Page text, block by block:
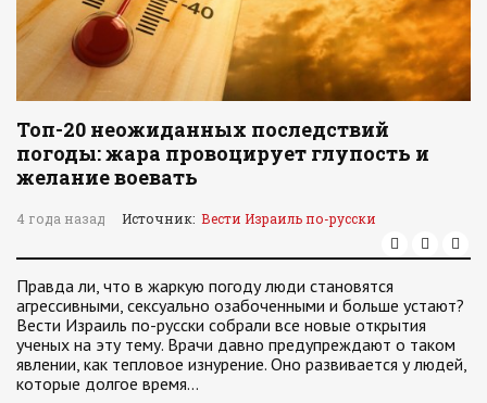
Топ-20 неожиданных последствий
погоды: жара провоцирует глупость и
желание воевать
4 года назад Источник: Вести Израиль по-русски
Правда ли, что в жаркую погоду люди становятся
агрессивными, сексуально озабоченными и больше устают?
Вести Израиль по-русски собрали все новые открытия
ученых на эту тему. Врачи давно предупреждают о таком
явлении, как тепловое изнурение. Оно развивается у людей,
которые долгое время…